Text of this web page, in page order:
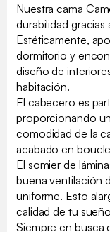
Nuestra cama
durabilidad gracias
Estéticamente,
dormitorio y
diseño de
habitación.
El cabecero es
proporcionando
comodidad de la
acabado en
El somier de
buena ventilación
uniforme. Esto
calidad de tu
Siempre en busca